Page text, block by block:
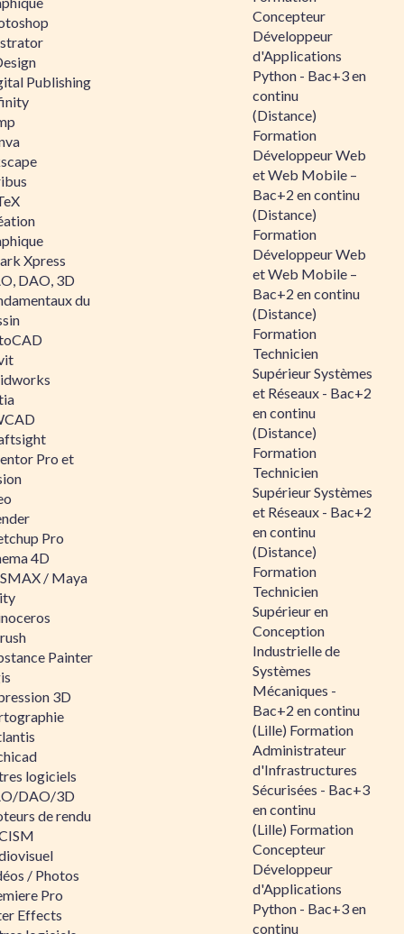
Publishing
Xpress
DAO, 3D
du
Pro et
Pro
4D
/ Maya
Painter
3D
logiciels
DAO/3D
de rendu
/ Photos
Pro
Effects
Concepteur
Développeur
d'Applications
Python - Bac+3 en
continu
(Distance)
Formation
Développeur Web
et Web Mobile –
Bac+2 en continu
(Distance)
Formation
Développeur Web
et Web Mobile –
Bac+2 en continu
(Distance)
Formation
Technicien
Supérieur Systèmes
et Réseaux - Bac+2
en continu
(Distance)
Formation
Technicien
Supérieur Systèmes
et Réseaux - Bac+2
en continu
(Distance)
Formation
Technicien
Supérieur en
Conception
Industrielle de
Systèmes
Mécaniques -
Bac+2 en continu
(Lille) Formation
Administrateur
d'Infrastructures
Sécurisées - Bac+3
en continu
(Lille) Formation
Concepteur
Développeur
d'Applications
Python - Bac+3 en
continu